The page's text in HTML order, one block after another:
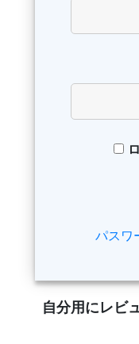
パスワ
自分用にレビ